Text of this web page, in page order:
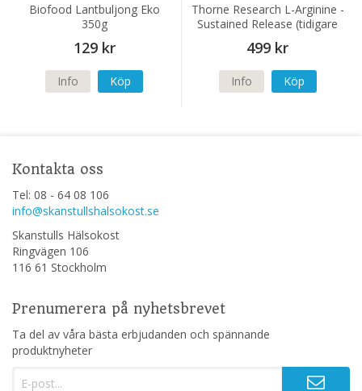
Biofood Lantbuljong Eko
350g
129 kr
Info Köp
Thorne Research L-Arginine -
Sustained Release (tidigare
Perfusia-SR) 120 kapslar
499 kr
Info Köp
Kontakta oss
Tel: 08 - 64 08 106
info@skanstullshalsokost.se
Skanstulls Hälsokost
Ringvägen 106
116 61 Stockholm
Prenumerera på nyhetsbrevet
Ta del av våra bästa erbjudanden och spännande
produktnyheter